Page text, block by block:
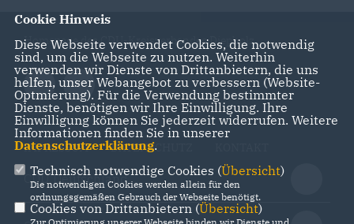
Homepage des CDU-Kreisverbandes Diepholz
IMPRESSUM DATENSCHUTZ
CDU Deutschland
Cookie Hinweis
Diese Webseite verwendet Cookies, die notwendig
sind, um die Webseite zu nutzen. Weiterhin
verwenden wir Dienste von Drittanbietern, die uns
helfen, unser Webangebot zu verbessern (Website-
Optmierung). Für die Verwendung bestimmter
Dienste, benötigen wir Ihre Einwilligung. Ihre
Einwilligung können Sie jederzeit widerrufen. Weitere
Informationen finden Sie in unserer
Datenschutzerklärung.
Technisch notwendige Cookies (Übersicht)
Die notwendigen Cookies werden allein für den
ordnungsgemäßen Gebrauch der Webseite benötigt.
Cookies von Drittanbietern (Übersicht)